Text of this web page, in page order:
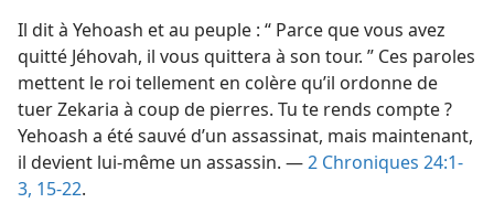
Il dit à Yehoash et au peuple : “ Parce que vous avez
quitté Jéhovah, il vous quittera à son tour. ” Ces paroles
mettent le roi tellement en colère qu’il ordonne de
tuer Zekaria à coup de pierres. Tu te rends compte ?
Yehoash a été sauvé d’un assassinat, mais maintenant,
il devient lui-​même un assassin. —2 Chroniques 24:1-
3, 15-22.